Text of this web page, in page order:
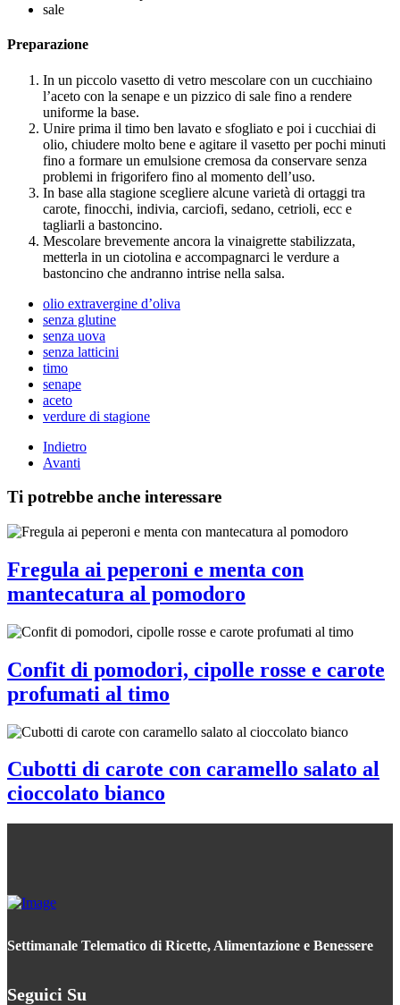
sale
Preparazione
In un piccolo vasetto di vetro mescolare con un cucchiaino
l’aceto con la senape e un pizzico di sale fino a rendere
uniforme la base.
Unire prima il timo ben lavato e sfogliato e poi i cucchiai di
olio, chiudere molto bene e agitare il vasetto per pochi minuti
fino a formare un emulsione cremosa da conservare senza
problemi in frigorifero fino al momento dell’uso.
In base alla stagione scegliere alcune varietà di ortaggi tra
carote, finocchi, indivia, carciofi, sedano, cetrioli, ecc e
tagliarli a bastoncino.
Mescolare brevemente ancora la vinaigrette stabilizzata,
metterla in un ciotolina e accompagnarci le verdure a
bastoncino che andranno intrise nella salsa.
olio extravergine d’oliva
senza glutine
senza uova
senza latticini
timo
senape
aceto
verdure di stagione
Indietro
Avanti
Ti potrebbe anche interessare
Fregula ai peperoni e menta con
mantecatura al pomodoro
Confit di pomodori, cipolle rosse e carote
profumati al timo
Cubotti di carote con caramello salato al
cioccolato bianco
Settimanale Telematico di Ricette, Alimentazione e Benessere
Seguici Su